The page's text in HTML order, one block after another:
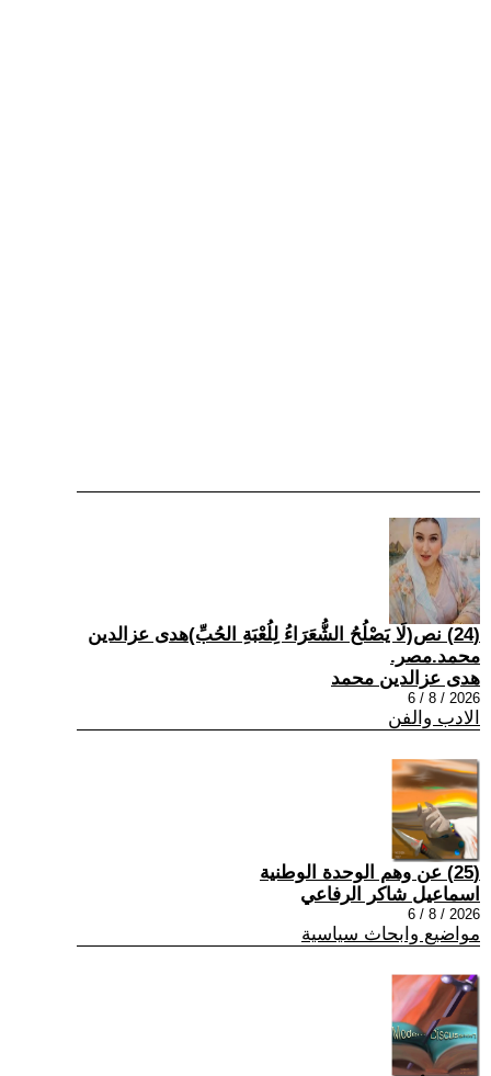
(24) نص(لَا يَصْلُحُ الشُّعَرَاءُ لِلُعْبَةِ الحُبِّ)هدى عزالدين
محمد.مصر.
هدى عزالدين محمد
2026 / 8 / 6
الادب والفن
(25) عن وهم الوحدة الوطنية
اسماعيل شاكر الرفاعي
2026 / 8 / 6
مواضيع وابحاث سياسية